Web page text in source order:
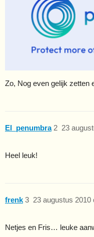
Zo, Nog even gelijk zetten
El_penumbra 23
2
Heel leuk!
frenk 23 augustus 2010
3
Netjes en Fris… leuke